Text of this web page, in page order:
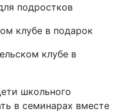
подростков
клубе в подарок
клубе в
школьного
в семинарах вместе